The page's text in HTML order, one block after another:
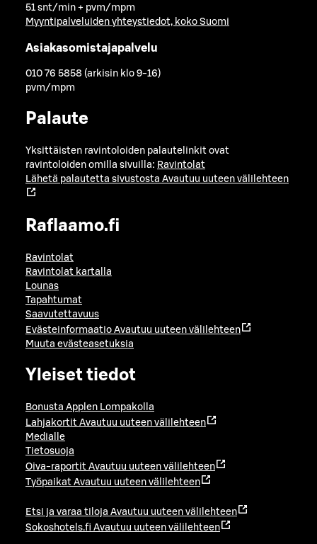
51 snt/min + pvm/mpm
Myyntipalveluiden yhteystiedot, koko Suomi
Asiakasomistajapalvelu
010 76 5858 (arkisin klo 9-16)
pvm/mpm
Palaute
Yksittäisten ravintoloiden palautelinkit ovat
ravintoloiden omilla sivuilla: Ravintolat
Lähetä palautetta sivustosta Avautuu uuteen välilehteen
Raflaamo.fi
Ravintolat
Ravintolat kartalla
Lounas
Tapahtumat
Saavutettavuus
Evästeinformaatio Avautuu uuteen välilehteen
Muuta evästeasetuksia
Yleiset tiedot
Bonusta Applen Lompakolla
Lahjakortit Avautuu uuteen välilehteen
Medialle
Tietosuoja
Oiva-raportit Avautuu uuteen välilehteen
Työpaikat Avautuu uuteen välilehteen
Etsi ja varaa tiloja Avautuu uuteen välilehteen
Sokoshotels.fi Avautuu uuteen välilehteen